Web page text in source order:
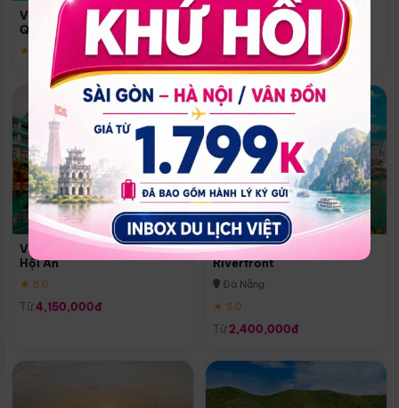
Vinpearl Resort & Spa Phu
Quoc
★ 5.0
Quoc
Phú Quốc
★ 5.0
Vinpearl Resort & Golf Nam
Hội An
★ 5.0
Từ 4,150,000đ
Melia Vinpearl Danang
Riverfront
Đà Nẵng
★ 5.0
Từ 2,400,000đ